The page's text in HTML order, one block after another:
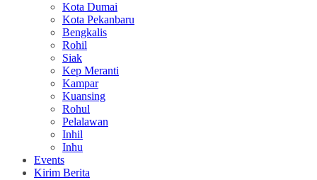
Kota Dumai
Kota Pekanbaru
Bengkalis
Rohil
Siak
Kep Meranti
Kampar
Kuansing
Rohul
Pelalawan
Inhil
Inhu
Events
Kirim Berita